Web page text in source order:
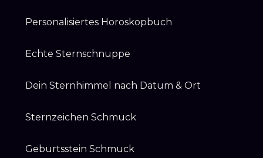
Personalisiertes Horoskopbuch
Echte Sternschnuppe
Dein Sternhimmel nach Datum & Ort
Sternzeichen Schmuck
Geburtsstein Schmuck